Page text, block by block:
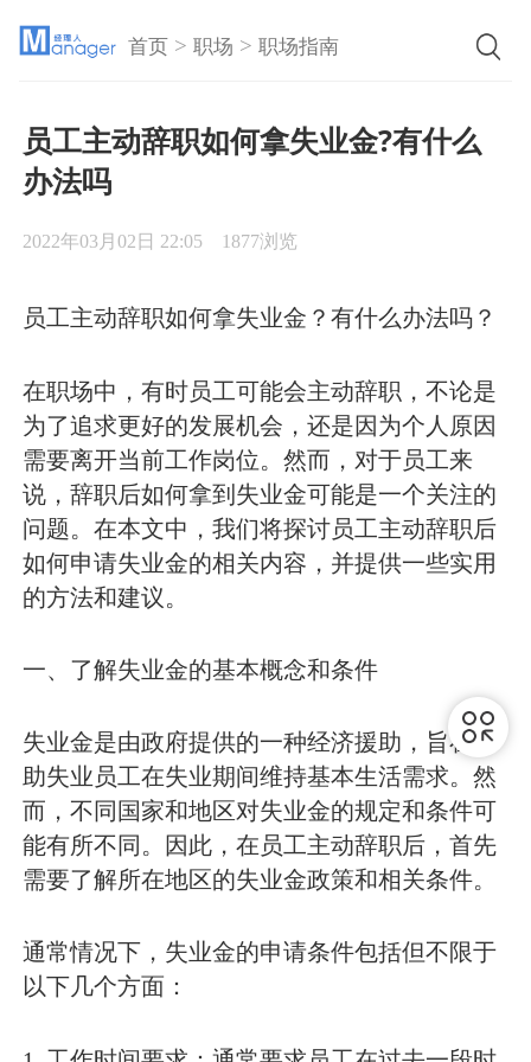
首页 >职场 >职场指南
员工主动辞职如何拿失业金?有什么
办法吗
2022年03月02日 22:05 1877浏览
员工主动辞职如何拿失业金？有什么办法吗？
在职场中，有时员工可能会主动辞职，不论是
为了追求更好的发展机会，还是因为个人原因
需要离开当前工作岗位。然而，对于员工来
说，辞职后如何拿到失业金可能是一个关注的
问题。在本文中，我们将探讨员工主动辞职后
如何申请失业金的相关内容，并提供一些实用
的方法和建议。
一、了解失业金的基本概念和条件
失业金是由政府提供的一种经济援助，旨在帮
助失业员工在失业期间维持基本生活需求。然
而，不同国家和地区对失业金的规定和条件可
能有所不同。因此，在员工主动辞职后，首先
需要了解所在地区的失业金政策和相关条件。
通常情况下，失业金的申请条件包括但不限于
以下几个方面：